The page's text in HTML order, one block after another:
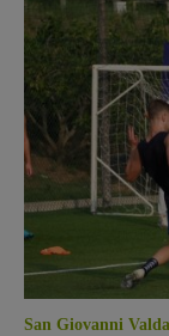
San Giovanni